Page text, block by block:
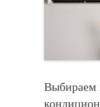
Выбираем